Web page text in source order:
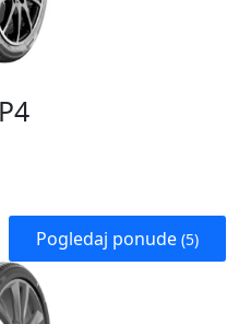
Pogledaj ponude (5)